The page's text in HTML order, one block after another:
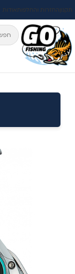
תקנוןהחזרות והחלפותאודות